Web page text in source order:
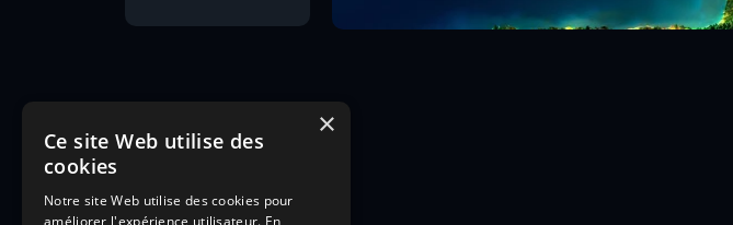
×
Ce site Web utilise des
cookies
Notre site Web utilise des cookies pour
améliorer l'expérience utilisateur. En